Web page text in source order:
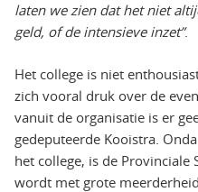
laten we zien dat het niet
geld, of de intensieve inzet”.
Het college is niet
zich vooral druk over de
vanuit de organisatie is er
gedeputeerde Kooistra.
het college, is de
wordt met grote